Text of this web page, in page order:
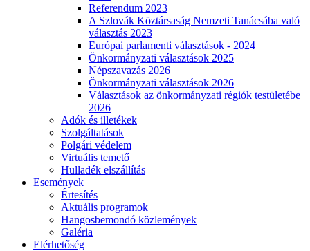
Referendum 2023
A Szlovák Köztársaság Nemzeti Tanácsába való
választás 2023
Európai parlamenti választások - 2024
Önkormányzati választások 2025
Népszavazás 2026
Önkormányzati választások 2026
Választások az önkormányzati régiók testületébe
2026
Adók és illetékek
Szolgáltatások
Polgári védelem
Virtuális temető
Hulladék elszállítás
Események
Értesítés
Aktuális programok
Hangosbemondó közlemények
Galéria
Elérhetőség